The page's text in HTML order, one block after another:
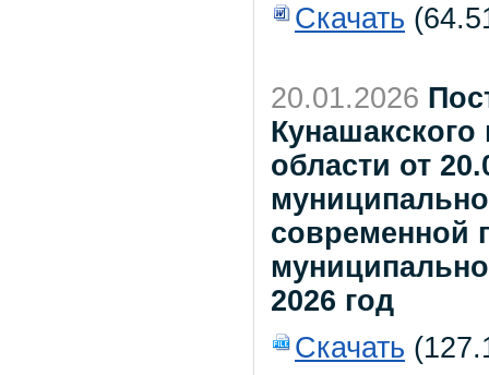
Скачать
20.01.2026
области от
современной
2026 год
Скачать